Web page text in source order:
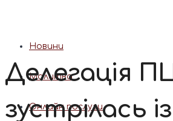
Новини
Молитва
Онлайн послуги
Делегація
зустрілась із